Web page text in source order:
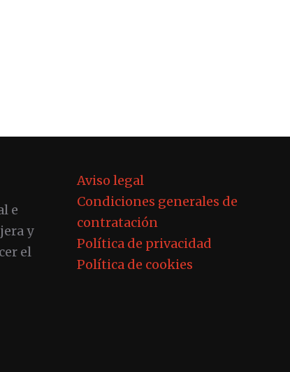
e
y
el
Aviso legal
Condiciones generales de
contratación
Política de privacidad
Política de cookies